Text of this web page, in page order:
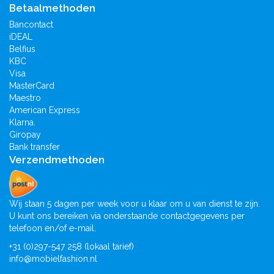
Betaalmethoden
Bancontact
iDEAL
Belfius
KBC
Visa
MasterCard
Maestro
American Express
Klarna.
Giropay
Bank transfer
Verzendmethoden
Wij staan 5 dagen per week voor u klaar om u van dienst te zijn.
U kunt ons bereiken via onderstaande contactgegevens per
telefoon en/of e-mail.
+31 (0)297-547 258 (lokaal tarief)
info@mobielfashion.nl